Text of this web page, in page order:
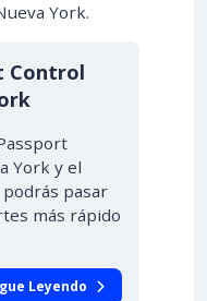
York.
Control
York y el
pasar
más rápido
Leyendo